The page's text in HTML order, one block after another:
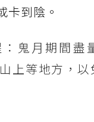
卡到陰。
鬼月期間盡
上等地方，